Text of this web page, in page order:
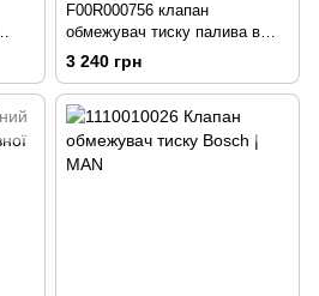
F00R000756 клапан
обмежувач тиску палива в
рейці Bosch
3 240 грн